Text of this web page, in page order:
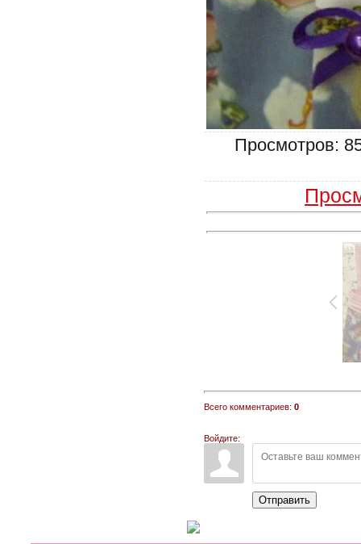
Просмотров:
Всего комментариев: 0
Войдите:
Отправить